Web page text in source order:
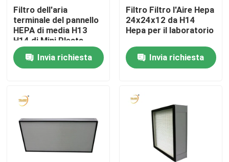
Prodotti
Video
Circa noi
Giro della fabbrica
Controllo di qualità
Filtro dell'aria
terminale del pannello
HEPA di media H13
H14 di Mini Pleats
Glass Fiber Filter di
filtrazione per il
cappuccio di flusso
Invia richiesta
Filtro Filtro l'Aire Hepa
24x24x12 da H14
Hepa per il laboratorio
Invia richiesta